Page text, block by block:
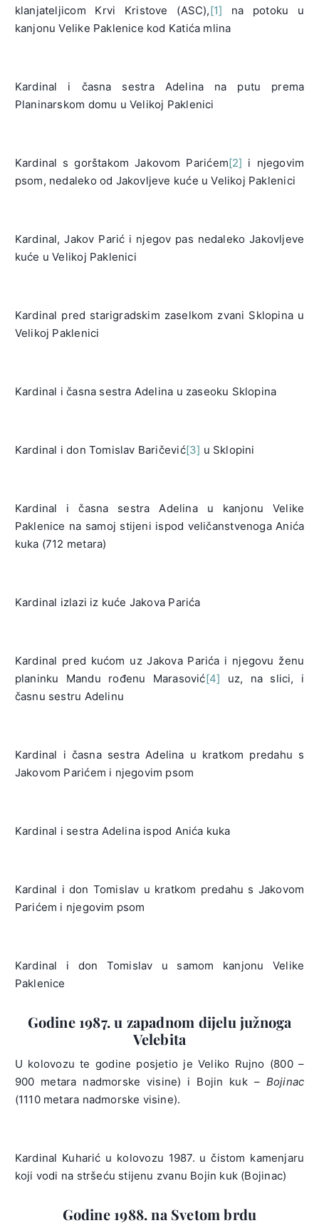
klanjateljicom Krvi Kristove (ASC),[1] na potoku u
kanjonu Velike Paklenice kod Katića mlina
Kardinal i časna sestra Adelina na putu prema
Planinarskom domu u Velikoj Paklenici
Kardinal s gorštakom Jakovom Parićem[2] i njegovim
psom, nedaleko od Jakovljeve kuće u Velikoj Paklenici
Kardinal, Jakov Parić i njegov pas nedaleko Jakovljeve
kuće u Velikoj Paklenici
Kardinal pred starigradskim zaselkom zvani Sklopina u
Velikoj Paklenici
Kardinal i časna sestra Adelina u zaseoku Sklopina
Kardinal i don Tomislav Baričević[3] u Sklopini
Kardinal i časna sestra Adelina u kanjonu Velike
Paklenice na samoj stijeni ispod veličanstvenoga Anića
kuka (712 metara)
Kardinal izlazi iz kuće Jakova Parića
Kardinal pred kućom uz Jakova Parića i njegovu ženu
planinku Mandu rođenu Marasović[4] uz, na slici, i
časnu sestru Adelinu
Kardinal i časna sestra Adelina u kratkom predahu s
Jakovom Parićem i njegovim psom
Kardinal i sestra Adelina ispod Anića kuka
Kardinal i don Tomislav u kratkom predahu s Jakovom
Parićem i njegovim psom
Kardinal i don Tomislav u samom kanjonu Velike
Paklenice
Godine 1987. u zapadnom dijelu južnoga
Velebita
U kolovozu te godine posjetio je Veliko Rujno (800 –
900 metara nadmorske visine) i Bojin kuk – Bojinac
(1110 metara nadmorske visine).
Kardinal Kuharić u kolovozu 1987. u čistom kamenjaru
koji vodi na stršeću stijenu zvanu Bojin kuk (Bojinac)
Godine 1988. na Svetom brdu